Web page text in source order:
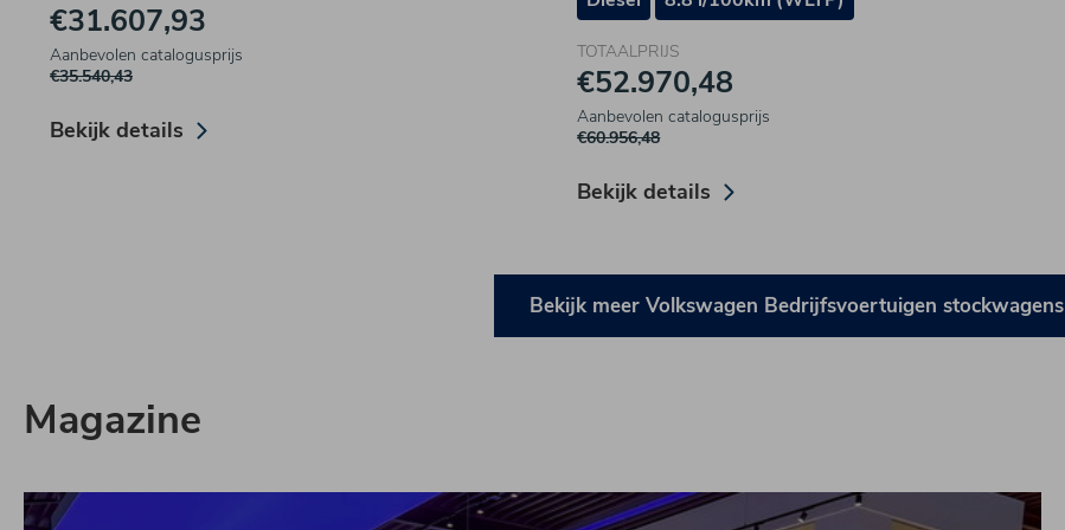
€31.607,93
Aanbevolen catalogusprijs
€35.540,43
Bekijk details
TOTAALPRIJS
€52.970,48
Aanbevolen catalogusprijs
€60.956,48
Bekijk details
Bekijk meer Volkswagen Bedrijfsvoertuigen stockwagens
Magazine